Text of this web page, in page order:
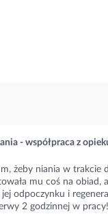
- współpraca z
żeby niania w trakcie
mu coś na obiad,
odpoczynku i
2 godzinnej w pracy!